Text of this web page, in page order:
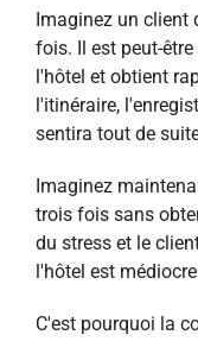
Imaginez un client
fois. Il est peut-
l'hôtel et obtient
l'itinéraire,
sentira tout de
Imaginez
trois fois sans
du stress et le
l'hôtel est
C'est pourquoi la